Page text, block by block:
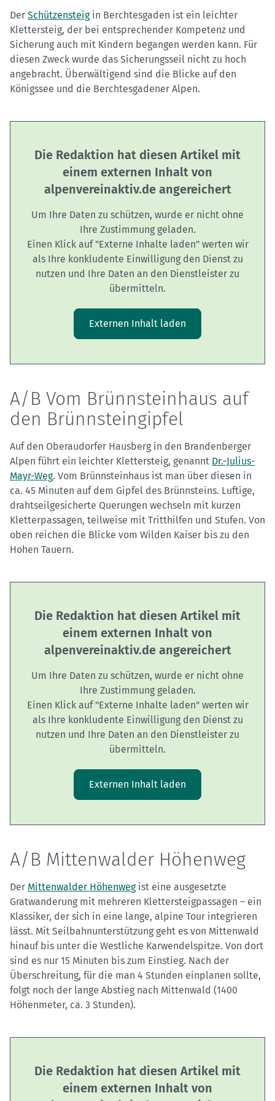
Der Schützensteigin Berchtesgaden ist ein leichter
Klettersteig, der bei entsprechender Kompetenz und
Sicherung auch mit Kindern begangen werden kann. Für
diesen Zweck wurde das Sicherungsseil nicht zu hoch
angebracht. Überwältigend sind die Blicke auf den
Königssee und die Berchtesgadener Alpen.
Die Redaktion hat diesen Artikel mit
einem externen Inhalt von
alpenvereinaktiv.de angereichert
Um Ihre Daten zu schützen, wurde er nicht ohne
Ihre Zustimmung geladen.
Einen Klick auf "Externe Inhalte laden" werten wir
als Ihre konkludente Einwilligung den Dienst zu
nutzen und Ihre Daten an den Dienstleister zu
übermitteln.
Externen Inhalt laden
A/B Vom Brünnsteinhaus auf
den Brünnsteingipfel
Auf den Oberaudorfer Hausberg in den Brandenberger
Alpen führt ein leichter Klettersteig, genannt Dr.-Julius-
Mayr-Weg. Vom Brünnsteinhaus ist man über diesen in
ca. 45 Minuten auf dem Gipfel des Brünnsteins. Luftige,
drahtseilgesicherte Querungen wechseln mit kurzen
Kletterpassagen, teilweise mit Tritthilfen und Stufen. Von
oben reichen die Blicke vom Wilden Kaiser bis zu den
Hohen Tauern.
Die Redaktion hat diesen Artikel mit
einem externen Inhalt von
alpenvereinaktiv.de angereichert
Um Ihre Daten zu schützen, wurde er nicht ohne
Ihre Zustimmung geladen.
Einen Klick auf "Externe Inhalte laden" werten wir
als Ihre konkludente Einwilligung den Dienst zu
nutzen und Ihre Daten an den Dienstleister zu
übermitteln.
Externen Inhalt laden
A/B Mittenwalder Höhenweg
Der Mittenwalder Höhenwegist eine ausgesetzte
Gratwanderung mit mehreren Klettersteigpassagen – ein
Klassiker, der sich in eine lange, alpine Tour integrieren
lässt. Mit Seilbahnunterstützung geht es von Mittenwald
hinauf bis unter die Westliche Karwendelspitze. Von dort
sind es nur 15 Minuten bis zum Einstieg. Nach der
Überschreitung, für die man 4 Stunden einplanen sollte,
folgt noch der lange Abstieg nach Mittenwald (1400
Höhenmeter, ca. 3 Stunden).
Die Redaktion hat diesen Artikel mit
einem externen Inhalt von